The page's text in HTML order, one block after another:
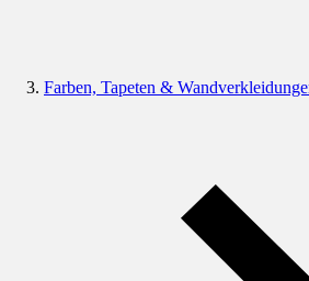
Farben, Tapeten &